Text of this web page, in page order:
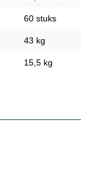
60 stuks
43 kg
15,5 kg